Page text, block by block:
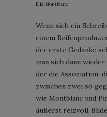
Bild: Montblanc
Wenn sich ein
einem
der erste Gedanke
man sich dann
der die Assoziation,
zwischen zwei so
wie Montblanc und
äußerst reizvoll.